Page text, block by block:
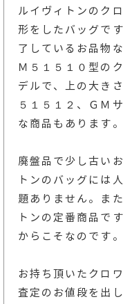
ルイヴィトンのク
形をしたバッグで
了しているお品物
Ｍ５１５１０型の
デルで、上の大き
５１５１２、ＧＭ
な商品もあります。
廃盤品で少し古い
トンのバッグには
題ありません。ま
トンの定番商品で
からこそなのです。
お持ち頂いたクロ
査定のお値段を出